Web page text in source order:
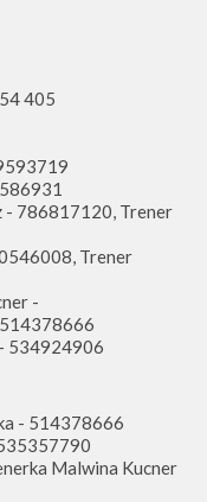
405
- 786817120, Trener
Trener
-
534924906
- 514378666
Malwina Kucner